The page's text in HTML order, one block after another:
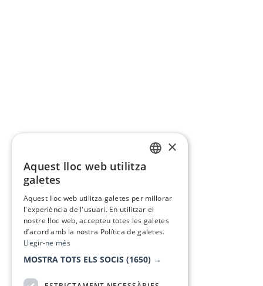
×
Aquest lloc web utilitza
galetes
Aquest lloc web utilitza galetes per millorar
l'experiència de l'usuari. En utilitzar el
nostre lloc web, accepteu totes les galetes
d’acord amb la nostra Política de galetes.
Llegir-ne més
MOSTRA TOTS ELS SOCIS (1650) →